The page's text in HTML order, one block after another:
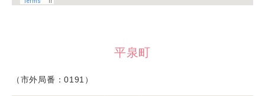
平泉町
（市外局番：0191）